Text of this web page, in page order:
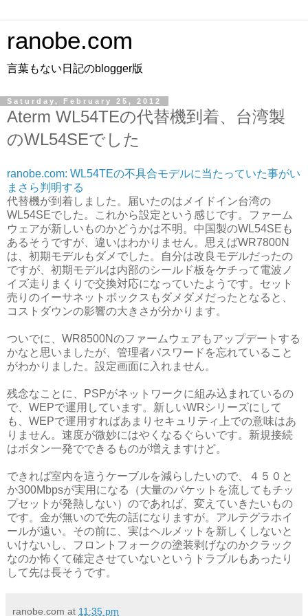
ranobe.com
言葉もない日記のblogger版
Saturday, February 25, 2012
Aterm WL54TEの代替機到着、台湾製
のWL54SEでした
ranobe.com: WL54TEの不具合モデルに当たっていた事がい
まさら判明する
代替機が到着しました。届いたのはメイドイン台湾の
WL54SEでした。これから設定という感じです。ファーム
ウェアが新しいものかどうかは不明。中国製のWL54SEも
あるそうですが、違いはわかりません。思えばWR7800N
は、初期モデルもダメでした。自分は改良モデルだったの
ですが、初期モデルは内部のシールド板をケチって電波ノ
イズ走りまくりで交換対応になっていたようです。セット
売りのイーサネットボックスもダメダメだったとなると、
コストダウンの影響の大きさが分かります。
ついでに、WR8500Nのファームウェアもアップデートする
かなと思いましたが、管理者パスワードを忘れていること
がわかりました。設定画面に入れません。
残念なことに、PSPがネットワークに組み込まれているの
で、WEPで運用しています。新しいWRシリーズにして
も、WEPで運用すればあまりセキュリティ上での意味はあ
りません。速度が微妙にはやくなるぐらいです。新規接続
はボタン一発でできるものが増えますけど。
できれば室内を這うケーブルを減らしたいので、４５０と
か300Mbpsが実用になる（大量のパケットを流してもチッ
プセットが発熱しない）のであれば、変えていきたいもの
です。金が無いので先の話になりますが。アルテグラホイ
ールが遠い。その前に、実はヘルメットを新しくしないと
いけないし、フロントフォークの塗装剥げなのかクラック
なのか怖くて確定させていないというトラブルもあったり
して先は長そうです。
ranobe.com at 11:35 pm